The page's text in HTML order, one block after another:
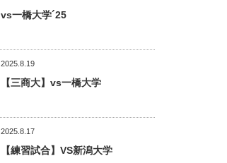
vs一橋大学´25
2025.8.19
【三商大】vs一橋大学
2025.8.17
【練習試合】VS新潟大学